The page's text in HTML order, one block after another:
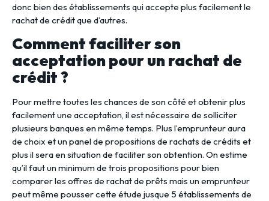
donc bien des établissements qui accepte plus facilement le
rachat de crédit que d’autres.
Comment faciliter son
acceptation pour un rachat de
crédit ?
Pour mettre toutes les chances de son côté et obtenir plus
facilement une acceptation, il est nécessaire de solliciter
plusieurs banques en même temps. Plus l’emprunteur aura
de choix et un panel de propositions de rachats de crédits et
plus il sera en situation de faciliter son obtention. On estime
qu’il faut un minimum de trois propositions pour bien
comparer les offres de rachat de prêts mais un emprunteur
peut même pousser cette étude jusque 5 établissements de